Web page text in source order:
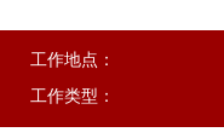
工作地点：
工作类型：